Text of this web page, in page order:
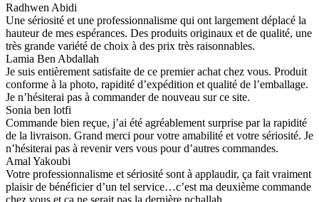
Radhwen Abidi
Une sériosité et une professionnalisme qui ont largement déplacé la
hauteur de mes espérances. Des produits originaux et de qualité, une
très grande variété de choix à des prix très raisonnables.
Lamia Ben Abdallah
Je suis entièrement satisfaite de ce premier achat chez vous. Produit
conforme à la photo, rapidité d’expédition et qualité de l’emballage.
Je n’hésiterai pas à commander de nouveau sur ce site.
Sonia ben lotfi
Commande bien reçue, j’ai été agréablement surprise par la rapidité
de la livraison. Grand merci pour votre amabilité et votre sériosité. Je
n’hésiterai pas à revenir vers vous pour d’autres commandes.
Amal Yakoubi
Votre professionnalisme et sériosité sont à applaudir, ça fait vraiment
plaisir de bénéficier d’un tel service…c’est ma deuxième commande
chez vous et ça ne serait pas la dernière nchallah.